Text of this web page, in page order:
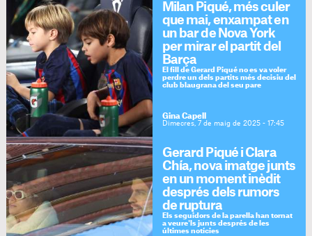
Milan Piqué, més culer
que mai, enxampat en
un bar de Nova York
per mirar el partit del
Barça
El fill de Gerard Piqué no es va voler
perdre un dels partits més decisiu del
club blaugrana del seu pare
Gina Capell
Dimecres, 7 de maig de 2025 - 17:45
Gerard Piqué i Clara
Chía, nova imatge junts
en un moment inèdit
després dels rumors
de ruptura
Els seguidors de la parella han tornat
a veure'ls junts després de les
últimes notícies